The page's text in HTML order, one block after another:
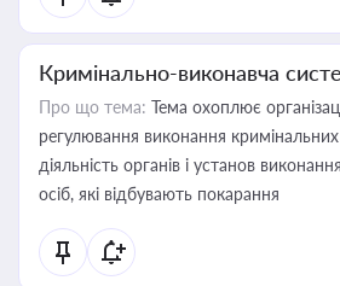
Кримінально-виконавча
Про що тема: Тема охоплює
регулювання виконання
діяльність органів і установ
осіб, які відбувають покарання